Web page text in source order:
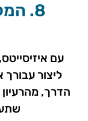
8.
עם
ליצור
הדרך,